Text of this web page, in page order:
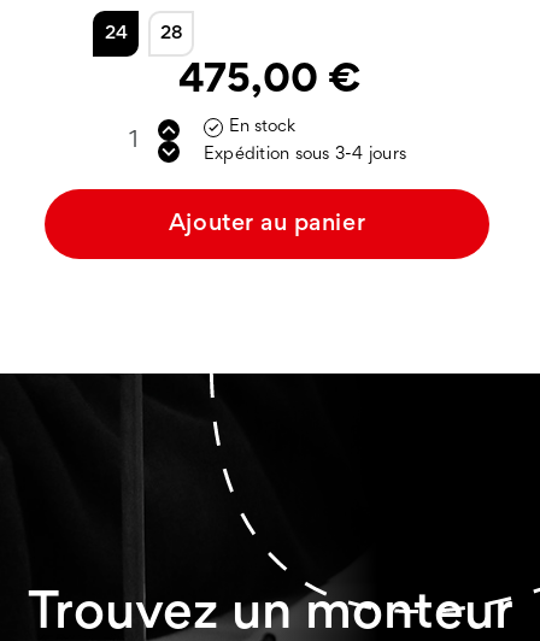
24 28
475,00 €

En stock
Expédition sous 3-4 jours
Ajouter au panier
Trouvez un monteur